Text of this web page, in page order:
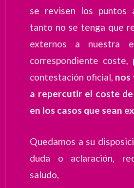
se revisen los puntos
tanto no se tenga que
externos a nuestra
correspondiente
contestación oficial, nos
a repercutir el coste
en los casos que sean
Quedamos a su
duda o aclaración,
saludo,